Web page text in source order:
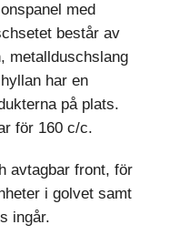
med
består av
metalldusch­slang
har en
på plats.
för 160 c/c.
avtagbar front, för
i golvet samt
ingår.